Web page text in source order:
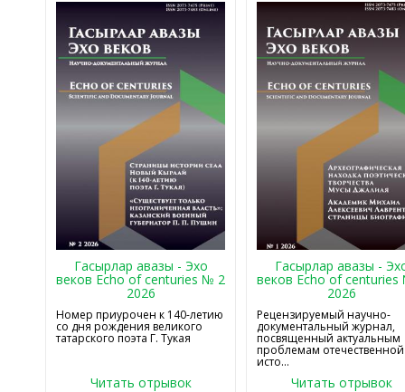
Гасырлар авазы - Эхо
веков Echo of centuries № 2
2026
Номер приурочен к 140-летию
со дня рождения великого
татарского поэта Г. Тукая
Читать отрывок
Гасырлар авазы -
веков Echo of
2026
Рецензируемый научно-
документальный журнал,
посвященный актуальным
проблемам отечественной
исто...
Читать отрывок